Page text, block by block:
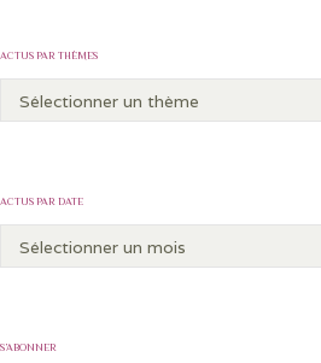
ACTUS PAR THÈMES
ACTUS PAR DATE
S’ABONNER